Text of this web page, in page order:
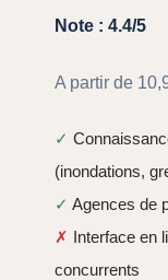
Note : 4.4/5
A partir de
✓
(inondations,
✓ Agences de
✗ Interface en
concurrents